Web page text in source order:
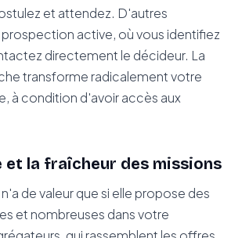
et attendez. D'autres
active, où vous identifiez
directement le décideur. La
transforme radicalement votre
à condition d'avoir accès aux
et la fraîcheur des missions
de valeur que si elle propose des
et nombreuses dans votre